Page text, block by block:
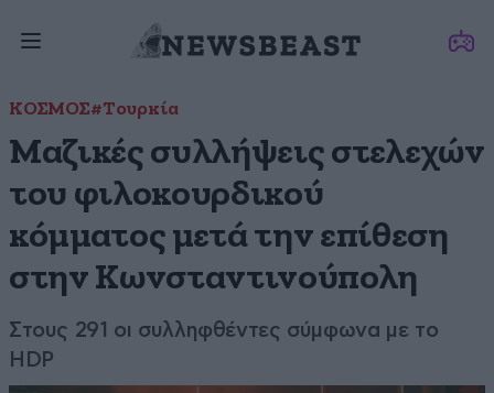
ΚΟΣΜΟΣ#Τουρκία
Μαζικές συλλήψεις στελεχών
του φιλοκουρδικού
κόμματος μετά την επίθεση
στην Κωνσταντινούπολη
Στους 291 οι συλληφθέντες σύμφωνα με το
HDP